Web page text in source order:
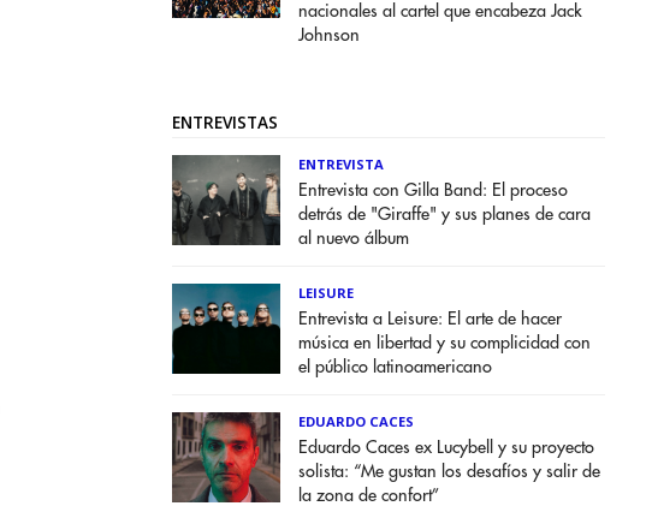
nacionales al cartel que encabeza Jack
Johnson
ENTREVISTAS
ENTREVISTA
Entrevista con Gilla Band: El proceso
detrás de "Giraffe" y sus planes de cara
al nuevo álbum
LEISURE
Entrevista a Leisure: El arte de hacer
música en libertad y su complicidad con
el público latinoamericano
EDUARDO CACES
Eduardo Caces ex Lucybell y su proyecto
solista: “Me gustan los desafíos y salir de
la zona de confort”